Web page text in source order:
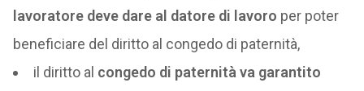
lavoratore deve dare al datore di lavoro per poter
beneficiare del diritto al congedo di paternità,
il diritto al congedo di paternità va garantito